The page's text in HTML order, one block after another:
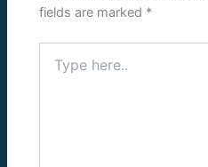
fields are marked *
here..